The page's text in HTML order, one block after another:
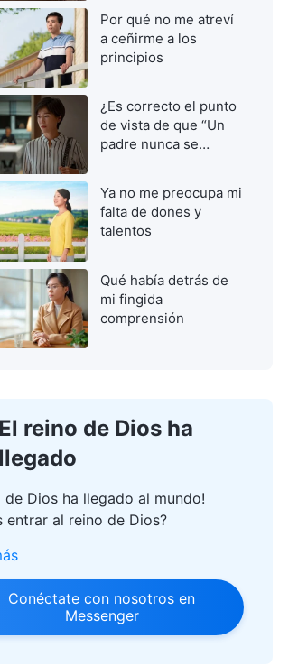
Por qué no me atreví
a ceñirme a los
principios
¿Es correcto el punto
de vista de que “Un
padre nunca se
Ya no me preocupa mi
falta de dones y
talentos
Qué había detrás de
mi fingida
comprensión
El reino de Dios ha
llegado
de Dios ha llegado al mundo!
entrar al reino de Dios?
Conéctate con nosotros en
Messenger